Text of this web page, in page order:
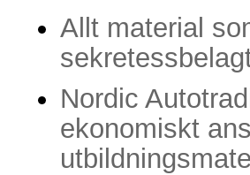
Allt material
Nordic
ekonomiskt